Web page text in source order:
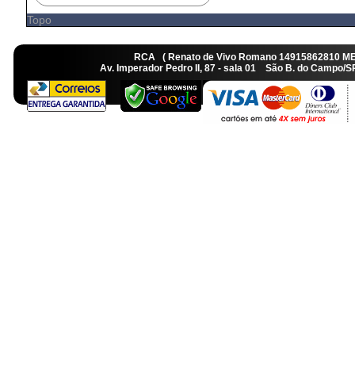
Topo
RCA ( Renato de Vivo Romano
Av. Imperador Pedro II, 87 - sala 01 São B. do